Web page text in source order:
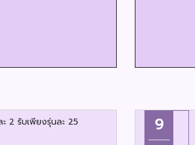
2 รับเพียงรุ่นละ 25
9